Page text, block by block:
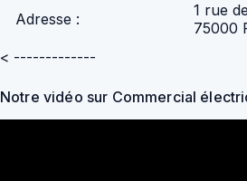
Adresse :
1 rue
75000
< -------------
Notre vidéo sur Commercial